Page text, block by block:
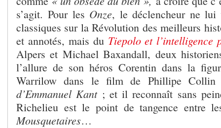
s’agit. Pour les Onze, le déclencheur ne
classiques sur la Révolution des meilleurs
et annotés, mais du Tiepolo et
Alpers et Michael Baxandall, deux
l’allure de son héros Corentin dans la
Warrilow dans le film de Phillipe
d’Emmanuel Kant ; et il reconnaît sans
Richelieu est le point de tangence entre
Mousquetaires…